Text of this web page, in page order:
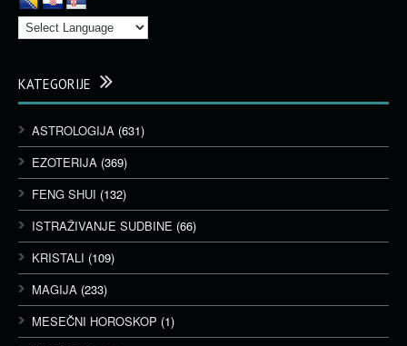
KATEGORIJE
ASTROLOGIJA (631)
EZOTERIJA (369)
FENG SHUI (132)
ISTRAŽIVANJE SUDBINE (66)
KRISTALI (109)
MAGIJA (233)
MESEČNI HOROSKOP (1)